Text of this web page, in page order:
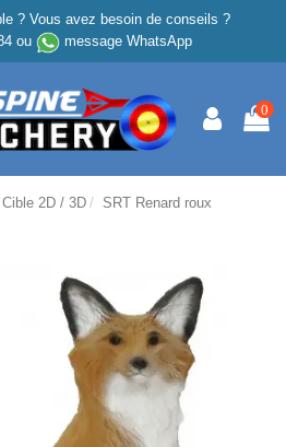
? Vous avez besoin de conseils ?
ou message WhatsApp
0
Cible 2D / 3D SRT Renard roux